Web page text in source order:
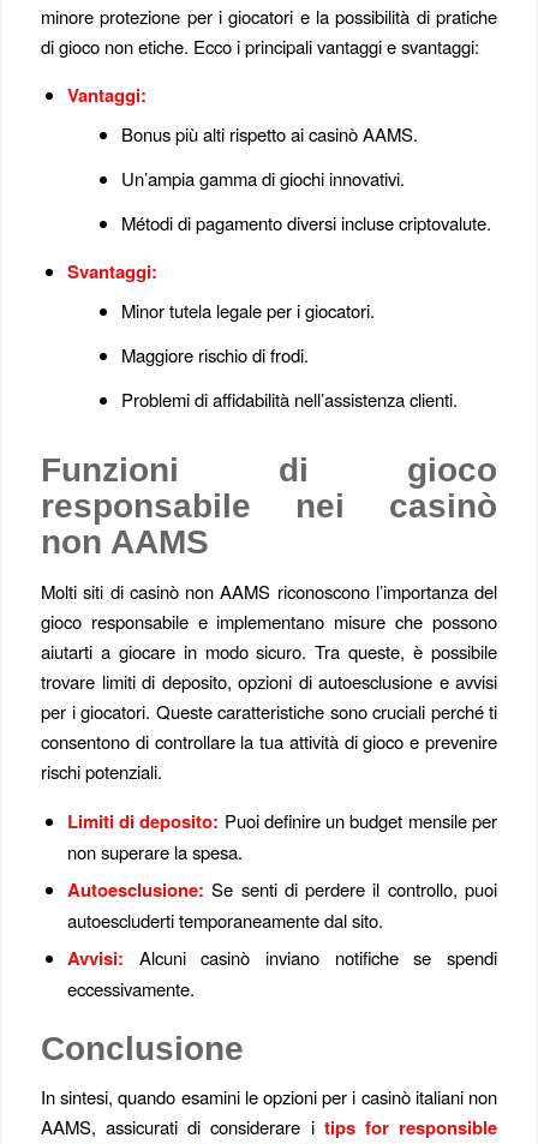
minore protezione per i giocatori e la possibilità di pratiche
di gioco non etiche. Ecco i principali vantaggi e svantaggi:
Vantaggi:
Bonus più alti rispetto ai casinò AAMS.
Un’ampia gamma di giochi innovativi.
Métodi di pagamento diversi incluse criptovalute.
Svantaggi:
Minor tutela legale per i giocatori.
Maggiore rischio di frodi.
Problemi di affidabilità nell’assistenza clienti.
Funzioni di gioco
responsabile nei casinò
non AAMS
Molti siti di casinò non AAMS riconoscono l’importanza del
gioco responsabile e implementano misure che possono
aiutarti a giocare in modo sicuro. Tra queste, è possibile
trovare limiti di deposito, opzioni di autoesclusione e avvisi
per i giocatori. Queste caratteristiche sono cruciali perché ti
consentono di controllare la tua attività di gioco e prevenire
rischi potenziali.
Limiti di deposito: Puoi definire un budget mensile per
non superare la spesa.
Autoesclusione: Se senti di perdere il controllo, puoi
autoescluderti temporaneamente dal sito.
Avvisi: Alcuni casinò inviano notifiche se spendi
eccessivamente.
Conclusione
In sintesi, quando esamini le opzioni per i casinò italiani non
AAMS, assicurati di considerare i tips for responsible